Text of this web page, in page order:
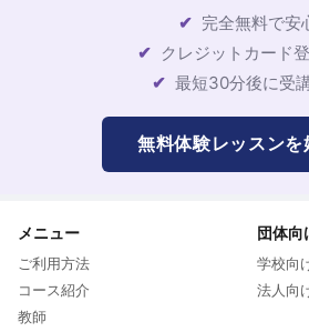
完全無料で安
クレジットカード
最短30分後に受
無料体験レッスンを
メニュー
ご利用方法
コース紹介
教師
団体向
学校向
法人向